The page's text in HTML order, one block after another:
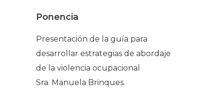
Ponencia
Presentación de la guía para
desarrollar estrategias de abordaje
de la violencia ocupacional
Sra. Manuela Brinques.